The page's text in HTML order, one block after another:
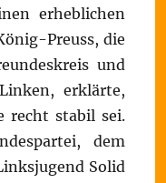
erheblichen
Preuss, die
und
erklärte,
recht stabil sei.
dem
Solid